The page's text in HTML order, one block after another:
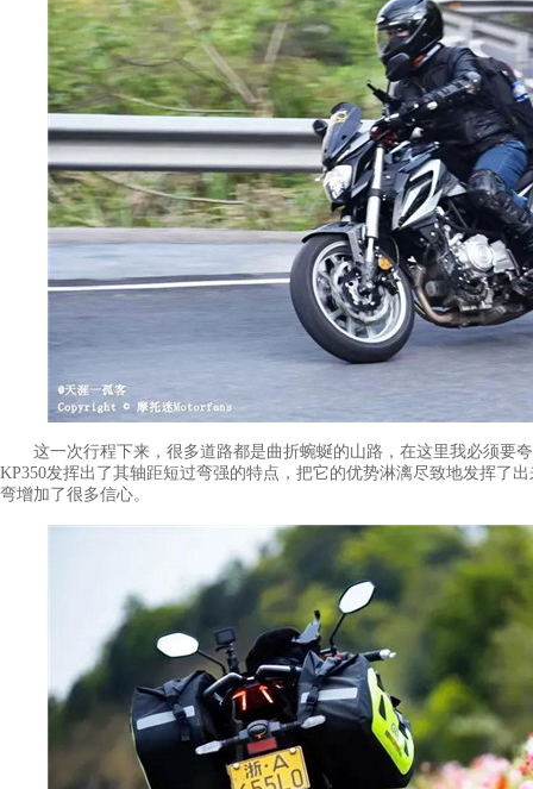
这一次行程下来，很多道路都是曲折蜿蜒的山路，在这里我必须要夸
KP350发挥出了其轴距短过弯强的特点，把它的优势淋漓尽致地发挥了
弯增加了很多信心。